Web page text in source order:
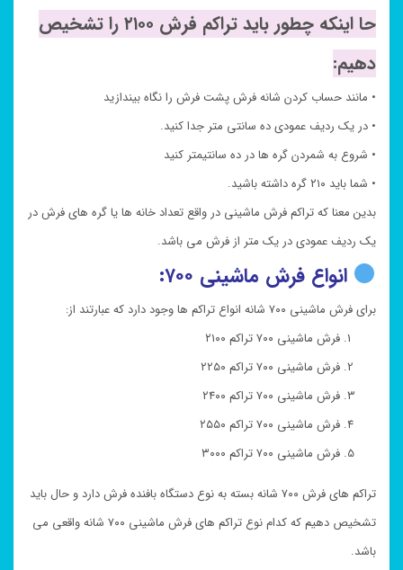
حا اینکه چطور باید تراکم فرش ۲۱۰۰ را تشخیص
دهیم:
• مانند حساب کردن شانه فرش پشت فرش را نگاه بیندازید
• در یک ردیف عمودی ده سانتی متر جدا کنید.
• شروع به شمردن گره ها در ده سانتیمتر کنید
• شما باید ۲۱۰ گره داشته باشید.
بدین معنا که تراکم فرش ماشینی در واقع تعداد خانه ها یا گره های فرش در
یک ردیف عمودی در یک متر از فرش می باشد.
انواع فرش ماشینی ۷۰۰:
برای فرش ماشینی ۷۰۰ شانه انواع تراکم ها وجود دارد که عبارتند از:
فرش ماشینی ۷۰۰ تراکم ۲۱۰۰
فرش ماشینی ۷۰۰ تراکم ۲۲۵۰
فرش ماشینی ۷۰۰ تراکم ۲۴۰۰
فرش ماشینی ۷۰۰ تراکم ۲۵۵۰
فرش ماشینی ۷۰۰ تراکم ۳۰۰۰
تراکم های فرش ۷۰۰ شانه بسته به نوع دستگاه بافنده فرش دارد و حال باید
تشخیص دهیم که کدام نوع تراکم های فرش ماشینی ۷۰۰ شانه واقعی می
باشد.